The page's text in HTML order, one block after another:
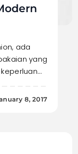
ada
yang
8, 2017